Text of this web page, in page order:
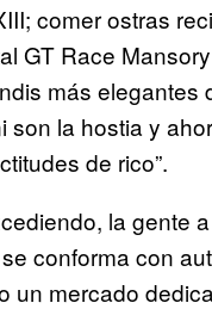
comer ostras
GT Race
más elegantes
son la hostia y
de rico”.
la gente
conforma con
un mercado